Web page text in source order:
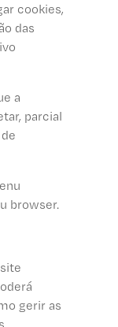
cookies,
das
a
parcial
browser.
gerir as